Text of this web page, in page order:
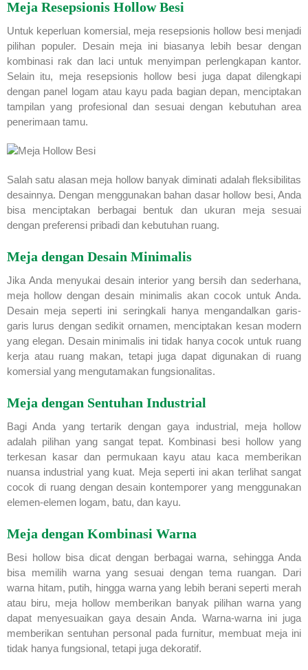
Meja Resepsionis Hollow Besi
Untuk keperluan komersial, meja resepsionis hollow besi menjadi
pilihan populer. Desain meja ini biasanya lebih besar dengan
kombinasi rak dan laci untuk menyimpan perlengkapan kantor.
Selain itu, meja resepsionis hollow besi juga dapat dilengkapi
dengan panel logam atau kayu pada bagian depan, menciptakan
tampilan yang profesional dan sesuai dengan kebutuhan area
penerimaan tamu.
Salah satu alasan meja hollow banyak diminati adalah fleksibilitas
desainnya. Dengan menggunakan bahan dasar hollow besi, Anda
bisa menciptakan berbagai bentuk dan ukuran meja sesuai
dengan preferensi pribadi dan kebutuhan ruang.
Meja dengan Desain Minimalis
Jika Anda menyukai desain interior yang bersih dan sederhana,
meja hollow dengan desain minimalis akan cocok untuk Anda.
Desain meja seperti ini seringkali hanya mengandalkan garis-
garis lurus dengan sedikit ornamen, menciptakan kesan modern
yang elegan. Desain minimalis ini tidak hanya cocok untuk ruang
kerja atau ruang makan, tetapi juga dapat digunakan di ruang
komersial yang mengutamakan fungsionalitas.
Meja dengan Sentuhan Industrial
Bagi Anda yang tertarik dengan gaya industrial, meja hollow
adalah pilihan yang sangat tepat. Kombinasi besi hollow yang
terkesan kasar dan permukaan kayu atau kaca memberikan
nuansa industrial yang kuat. Meja seperti ini akan terlihat sangat
cocok di ruang dengan desain kontemporer yang menggunakan
elemen-elemen logam, batu, dan kayu.
Meja dengan Kombinasi Warna
Besi hollow bisa dicat dengan berbagai warna, sehingga Anda
bisa memilih warna yang sesuai dengan tema ruangan. Dari
warna hitam, putih, hingga warna yang lebih berani seperti merah
atau biru, meja hollow memberikan banyak pilihan warna yang
dapat menyesuaikan gaya desain Anda. Warna-warna ini juga
memberikan sentuhan personal pada furnitur, membuat meja ini
tidak hanya fungsional, tetapi juga dekoratif.